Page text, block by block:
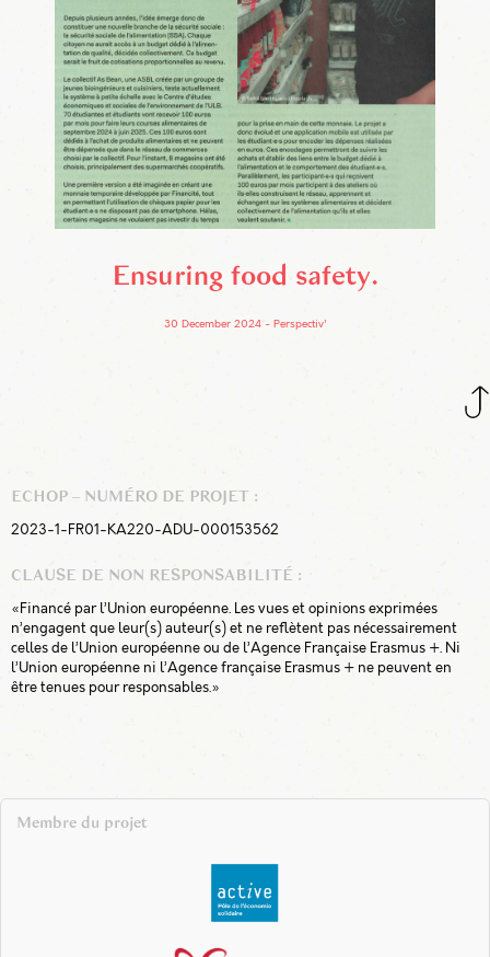
Ensuring food safety
30 December 2024 Perspectiv'
ECHOP – NUMÉRO DE PROJET :
2023-1-FR01-KA220-ADU-000153562
CLAUSE DE NON RESPONSABILITÉ :
«Financé par l’Union européenne. Les vues et opinions exprimées
n’engagent que leur(s) auteur(s) et ne reflètent pas nécessairement
celles de l’Union européenne ou de l’Agence Française Erasmus +. Ni
l’Union européenne ni l’Agence française Erasmus + ne peuvent en
être tenues pour responsables.»
Membre du projet